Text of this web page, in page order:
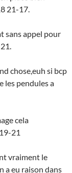
21-17.
sans appel pour
chose,euh si bcp
les pendules a
cela
21
vraiment le
a eu raison dans